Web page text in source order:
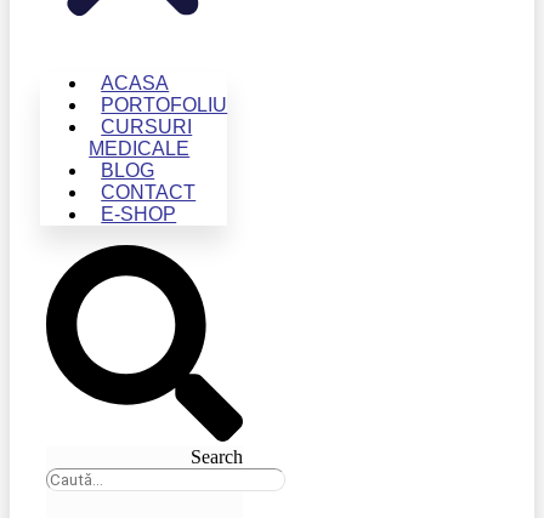
ACASA
PORTOFOLIU
CURSURI
MEDICALE
BLOG
CONTACT
E-SHOP
Search